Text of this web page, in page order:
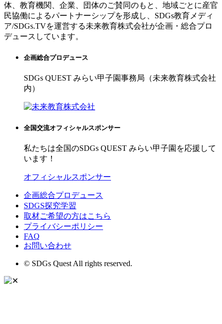
体、教育機関、企業、団体のご賛同のもと、地域ごとに産官
民協働によるパートナーシップを形成し、SDGs教育メディ
ア/SDGs.TVを運営する未来教育株式会社が企画・総合プロ
デュースしています。
企画総合プロデュース
SDGs QUEST みらい甲子園事務局（未来教育株式会社
内）
全国交流オフィシャルスポンサー
私たちは全国のSDGs QUEST みらい甲子園を応援して
います！
オフィシャルスポンサー
企画総合プロデュース
SDGS探究学習
取材ご希望の方はこちら
プライバシーポリシー
FAQ
お問い合わせ
© SDGs Quest All rights reserved.